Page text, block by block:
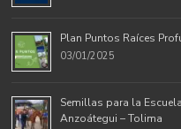
Plan Puntos Raíces
03/01/2025
Semillas para la
Anzoátegui – Tolima